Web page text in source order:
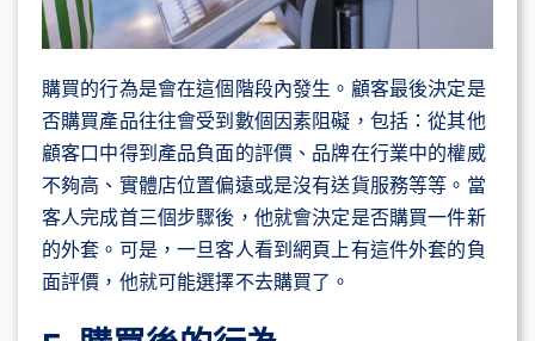
購買的行為是會在這個階段內發生。顧客最後決定是
否購買產品往往會受到數個因素阻礙，包括：從其他
顧客口中得到產品負面的評價、品牌在行業中的權威
不夠高、實體店位置偏遠或是沒有送貨服務等等 。當
客人完成首三個步驟後，他就會決定是否購買一件新
的外套。可是，一旦客人看到網頁上有這件外套的負
面評價，他就可能選擇不去購買了。